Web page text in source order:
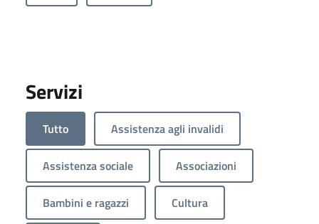
Servizi
Tutto Assistenza agli invalidi
Assistenza sociale Associazioni
Bambini e ragazzi Cultura